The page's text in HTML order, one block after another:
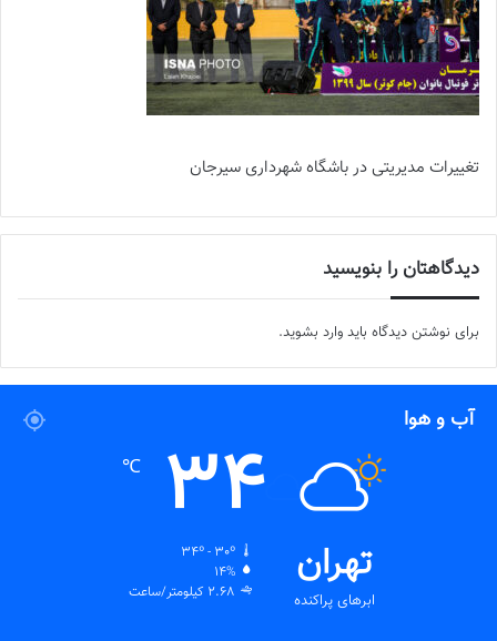
تغییرات مدیریتی در باشگاه شهرداری سیرجان
دیدگاهتان را بنویسید
برای نوشتن دیدگاه باید وارد بشوید.
آب و هوا
تهران
ابرهای پراکنده
34
℃
34º - 30º
14%
2.68 کیلومتر/ساعت